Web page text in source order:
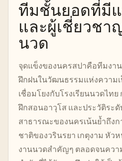
ทีมชั้นยอดที่มี
และผู้เชี่ยวชา
นวด
จุดแข็งของนครสปาคือทีมงา
ฝึกฝนในวัฒนธรรมแห่งความเ
เชื่อมโยงกับโรงเรียนนวดไท
ฝึกสอนอาวุโส และประวัติระ
สาธารณะของนครเน้นย้ำถึง
ชาติของวรินรยา เกตุงาม หัว
งานนวดสำคัญๆ ตลอดจนควา